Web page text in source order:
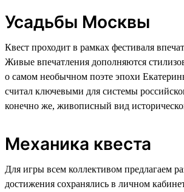
Усадьбы Москвы
Квест проходит в рамках фестиваля
Живые впечатления дополняются
о самом необычном поэте эпохи
считал ключевыми для системы
конечно же, живописный вид
Механика квеста
Для игры всем коллективом предлагаем
достижения сохранялись в личном